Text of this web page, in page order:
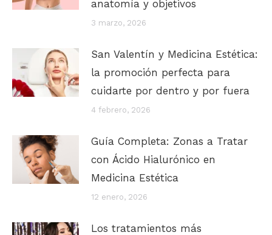
anatomía y objetivos
3 marzo, 2026
San Valentín y Medicina Estética:
la promoción perfecta para
cuidarte por dentro y por fuera
4 febrero, 2026
Guía Completa: Zonas a Tratar
con Ácido Hialurónico en
Medicina Estética
12 enero, 2026
Los tratamientos más